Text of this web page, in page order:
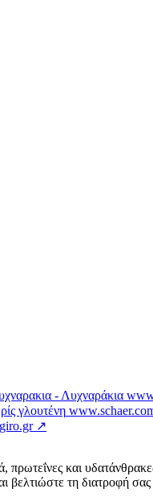
- Λυχναράκια
γλουτένη
↗
πρωτεΐνες και
βελτιώστε τη διατροφή